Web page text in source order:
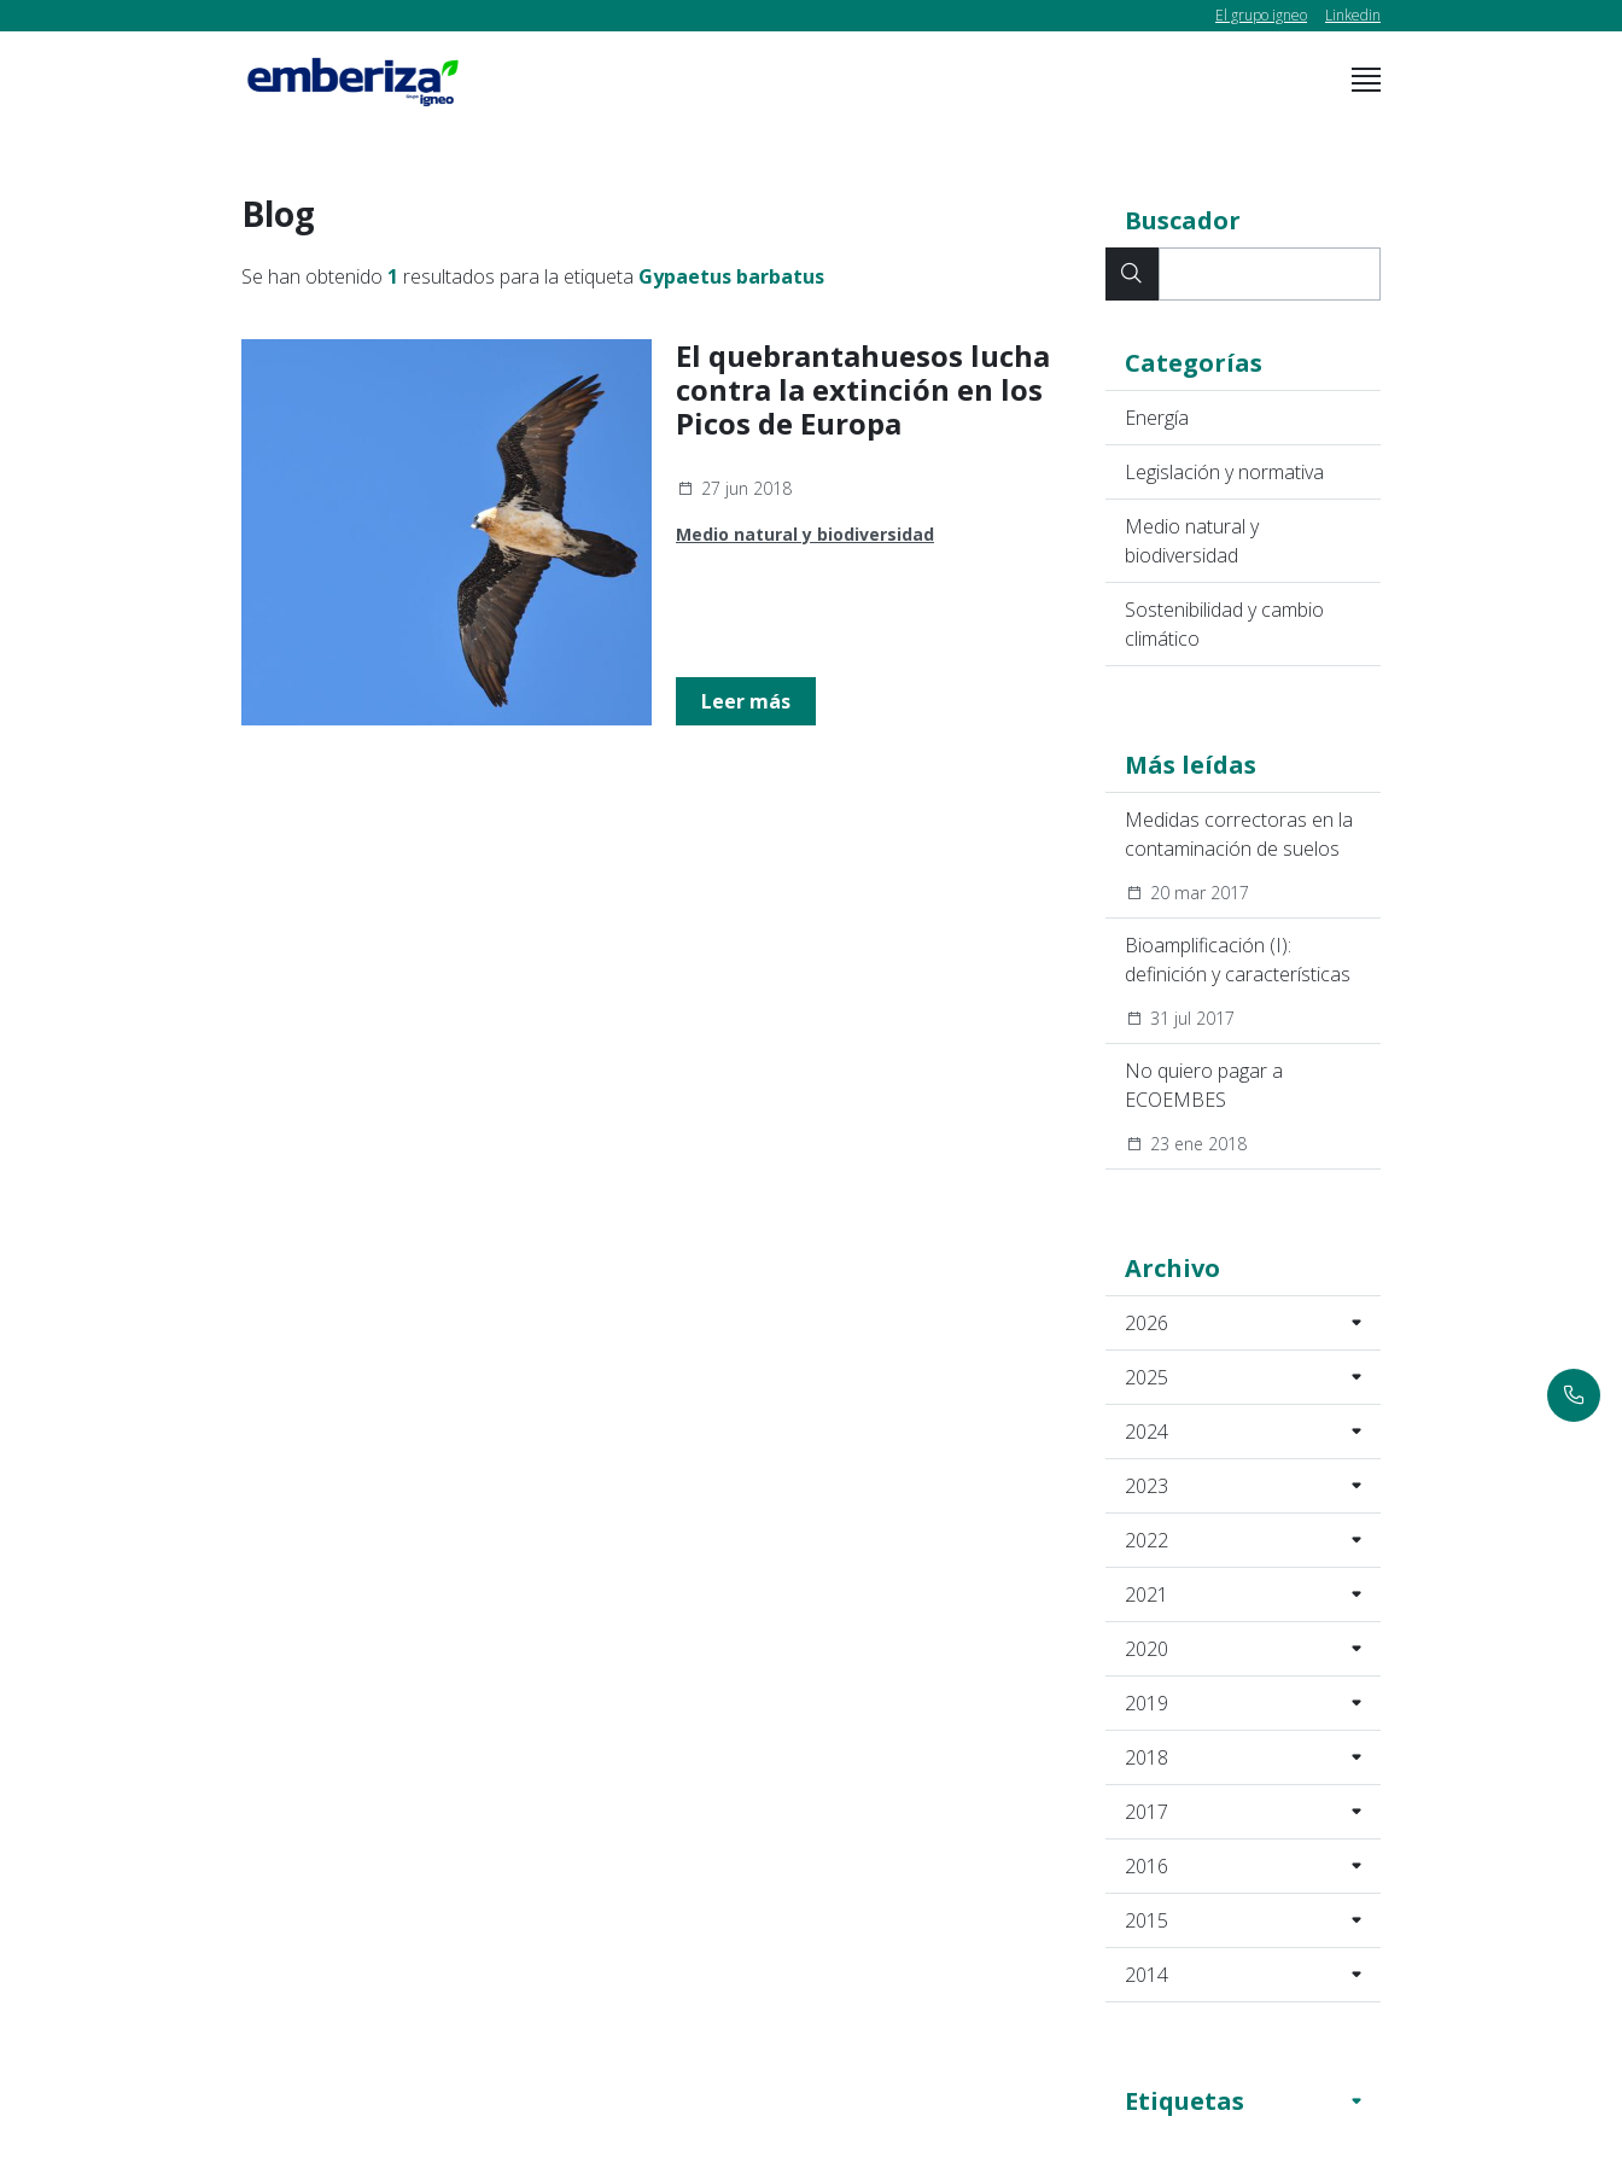
El grupo igneo Linkedin
Buscador
Categorías
Energía
Legislación y normativa
Medio natural y
biodiversidad
Sostenibilidad y cambio
climático
Más leídas
Medidas correctoras en la
contaminación de suelos
20 mar 2017
Bioamplificación (I):
definición y características
31 jul 2017
No quiero pagar a
ECOEMBES
23 ene 2018
Archivo
2026
2025
2024
2023
2022
2021
2020
2019
2018
2017
2016
2015
2014
Etiquetas
Blog
Se han obtenido 1 resultados para la etiqueta Gypaetus barbatus
El quebrantahuesos lucha
contra la extinción en los
Picos de Europa
27 jun 2018
Medio natural y biodiversidad
Leer más